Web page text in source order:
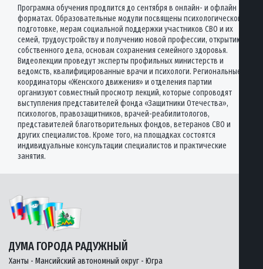
Программа обучения продлится до сентября в онлайн- и офлайн
форматах. Образовательные модули посвящены психологической
подготовке, мерам социальной поддержки участников СВО и их
семей, трудоустройству и получению новой профессии, открытию
собственного дела, основам сохранения семейного здоровья.
Видеолекции проведут эксперты профильных министерств и
ведомств, квалифицированные врачи и психологи. Региональные
координаторы «Женского движения» и отделения партии
организуют совместный просмотр лекций, которые сопроводят
выступления представителей фонда «Защитники Отечества»,
психологов, правозащитников, врачей-реабилитологов,
представителей благотворительных фондов, ветеранов СВО и
других специалистов. Кроме того, на площадках состоятся
индивидуальные консультации специалистов и практические
занятия.
ДУМА ГОРОДА РАДУЖНЫЙ
Ханты - Мансийский автономный округ - Югра